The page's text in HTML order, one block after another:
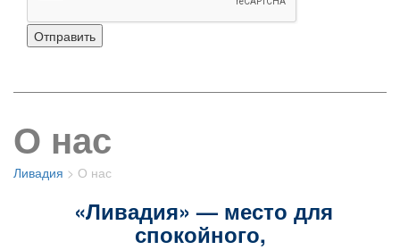
О нас
Ливадия > О нас
«Ливадия» — место для
спокойного,